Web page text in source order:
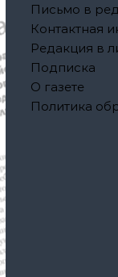
Письмо в
Контактная
Редакция в
Подписка
О газете
Политика